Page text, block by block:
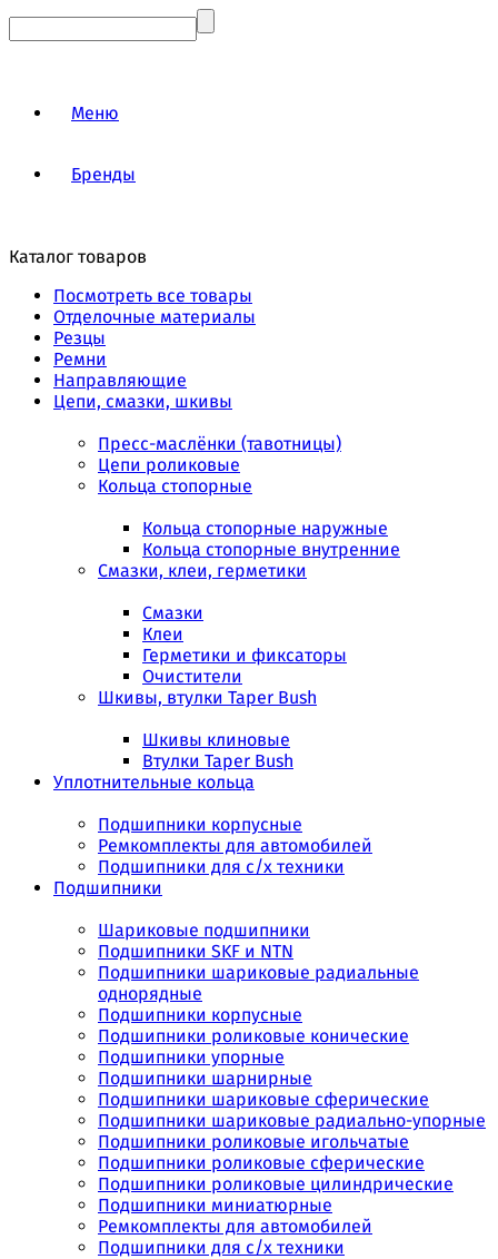
Меню
Бренды
Каталог товаров
Посмотреть все товары
Отделочные материалы
Резцы
Ремни
Направляющие
Цепи, смазки, шкивы
Пресс-маслёнки (тавотницы)
Цепи роликовые
Кольца стопорные
Кольца стопорные наружные
Кольца стопорные внутренние
Смазки, клеи, герметики
Смазки
Клеи
Герметики и фиксаторы
Очистители
Шкивы, втулки Taper Bush
Шкивы клиновые
Втулки Taper Bush
Уплотнительные кольца
Подшипники корпусные
Ремкомплекты для автомобилей
Подшипники для с/х техники
Подшипники
Шариковые подшипники
Подшипники SKF и NTN
Подшипники шариковые радиальные
однорядные
Подшипники корпусные
Подшипники роликовые конические
Подшипники упорные
Подшипники шарнирные
Подшипники шариковые сферические
Подшипники шариковые радиально-упорные
Подшипники роликовые игольчатые
Подшипники роликовые сферические
Подшипники роликовые цилиндрические
Подшипники миниатюрные
Ремкомплекты для автомобилей
Подшипники для с/х техники